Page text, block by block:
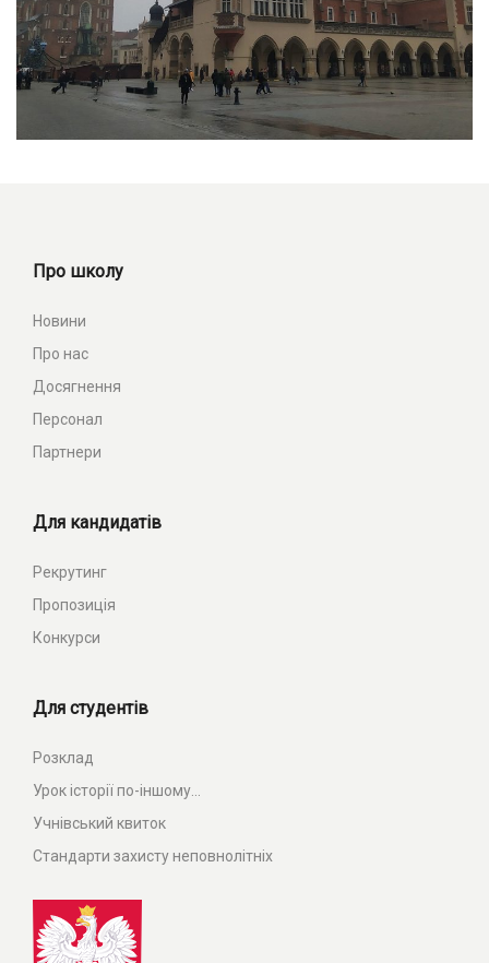
Про школу
Новини
Про нас
Досягнення
Персонал
Партнери
Для кандидатів
Рекрутинг
Пропозиція
Конкурси
Для студентів
Розклад
Урок історії по-іншому...
Учнівський квиток
Стандарти захисту неповнолітніх